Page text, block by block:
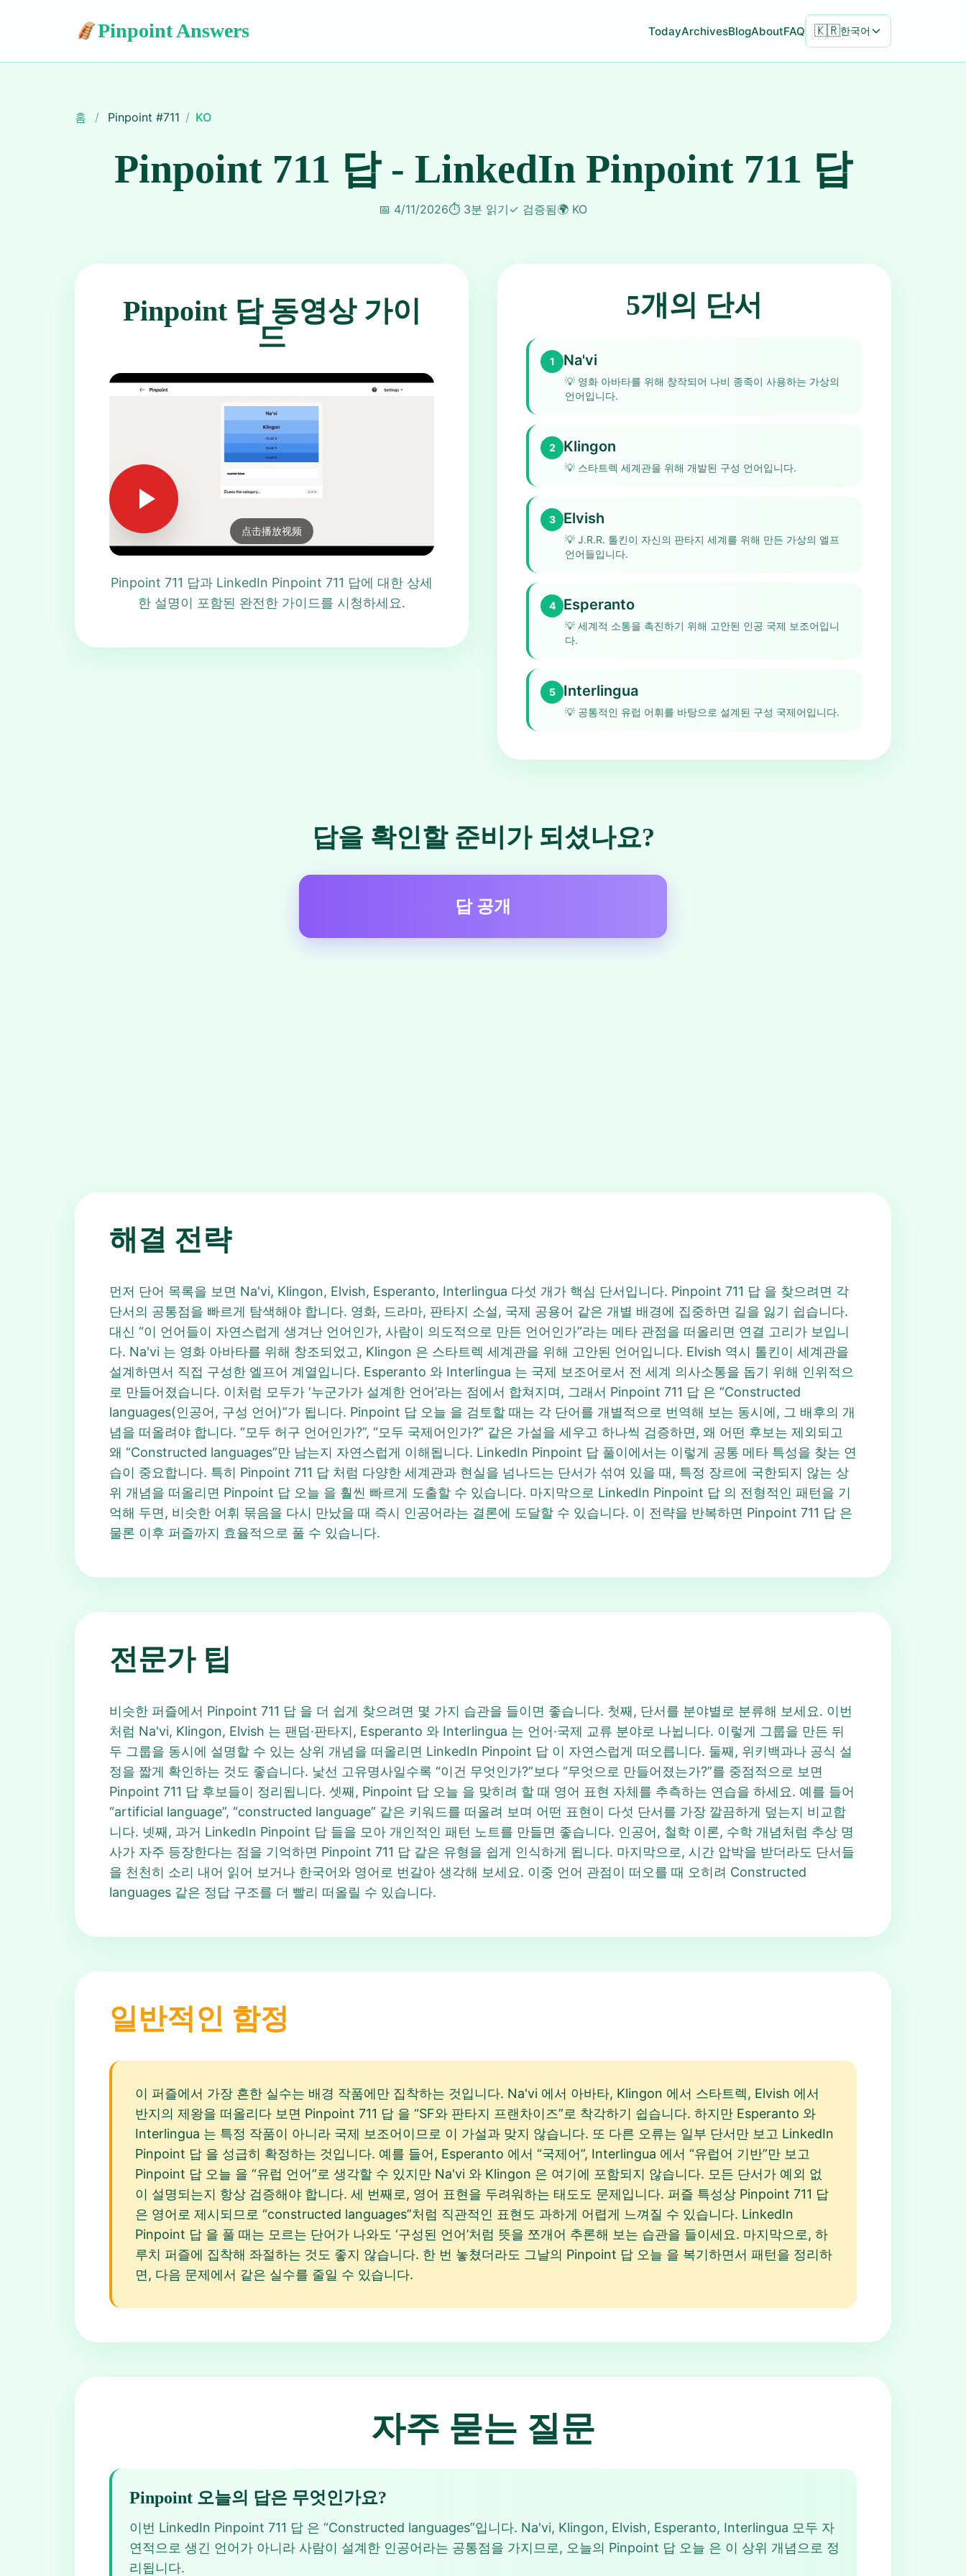
Pinpoint Answers TodayArchivesBlogAboutFAQ 🇰🇷한국어
홈 / Pinpoint #711 / KO
Pinpoint 711 답 - LinkedIn Pinpoint 711 답
📅 4/11/2026⏱️ 3분 읽기 ✓ 검증됨🌍 KO
Pinpoint 답 동영상 가이
드
点击播放视频
Pinpoint 711 답과 LinkedIn Pinpoint 711 답에 대한 상세
한 설명이 포함된 완전한 가이드를 시청하세요.
5개의 단서
1 Na'vi
💡 영화 아바타를 위해 창작되어 나비 종족이 사용하는 가상의
언어입니다.
2 Klingon
💡 스타트렉 세계관을 위해 개발된 구성 언어입니다.
3 Elvish
💡 J.R.R. 톨킨이 자신의 판타지 세계를 위해 만든 가상의 엘프
언어들입니다.
4 Esperanto
💡 세계적 소통을 촉진하기 위해 고안된 인공 국제 보조어입니
다.
5 Interlingua
💡 공통적인 유럽 어휘를 바탕으로 설계된 구성 국제어입니다.
답을 확인할 준비가 되셨나요?
답 공개
해결 전략
먼저 단어 목록을 보면 Na'vi, Klingon, Elvish, Esperanto, Interlingua 다섯 개가 핵심 단서입니다. Pinpoint 711 답 을 찾으려면 각
단서의 공통점을 빠르게 탐색해야 합니다. 영화, 드라마, 판타지 소설, 국제 공용어 같은 개별 배경에 집중하면 길을 잃기 쉽습니다.
대신 “이 언어들이 자연스럽게 생겨난 언어인가, 사람이 의도적으로 만든 언어인가”라는 메타 관점을 떠올리면 연결 고리가 보입니
다. Na'vi 는 영화 아바타를 위해 창조되었고, Klingon 은 스타트렉 세계관을 위해 고안된 언어입니다. Elvish 역시 톨킨이 세계관을
설계하면서 직접 구성한 엘프어 계열입니다. Esperanto 와 Interlingua 는 국제 보조어로서 전 세계 의사소통을 돕기 위해 인위적으
로 만들어졌습니다. 이처럼 모두가 ‘누군가가 설계한 언어’라는 점에서 합쳐지며, 그래서 Pinpoint 711 답 은 “Constructed
languages(인공어, 구성 언어)”가 됩니다. Pinpoint 답 오늘 을 검토할 때는 각 단어를 개별적으로 번역해 보는 동시에, 그 배후의 개
념을 떠올려야 합니다. “모두 허구 언어인가?”, “모두 국제어인가?” 같은 가설을 세우고 하나씩 검증하면, 왜 어떤 후보는 제외되고
왜 “Constructed languages”만 남는지 자연스럽게 이해됩니다. LinkedIn Pinpoint 답 풀이에서는 이렇게 공통 메타 특성을 찾는 연
습이 중요합니다. 특히 Pinpoint 711 답 처럼 다양한 세계관과 현실을 넘나드는 단서가 섞여 있을 때, 특정 장르에 국한되지 않는 상
위 개념을 떠올리면 Pinpoint 답 오늘 을 훨씬 빠르게 도출할 수 있습니다. 마지막으로 LinkedIn Pinpoint 답 의 전형적인 패턴을 기
억해 두면, 비슷한 어휘 묶음을 다시 만났을 때 즉시 인공어라는 결론에 도달할 수 있습니다. 이 전략을 반복하면 Pinpoint 711 답 은
물론 이후 퍼즐까지 효율적으로 풀 수 있습니다.
전문가 팁
비슷한 퍼즐에서 Pinpoint 711 답 을 더 쉽게 찾으려면 몇 가지 습관을 들이면 좋습니다. 첫째, 단서를 분야별로 분류해 보세요. 이번
처럼 Na'vi, Klingon, Elvish 는 팬덤·판타지, Esperanto 와 Interlingua 는 언어·국제 교류 분야로 나뉩니다. 이렇게 그룹을 만든 뒤
두 그룹을 동시에 설명할 수 있는 상위 개념을 떠올리면 LinkedIn Pinpoint 답 이 자연스럽게 떠오릅니다. 둘째, 위키백과나 공식 설
정을 짧게 확인하는 것도 좋습니다. 낯선 고유명사일수록 “이건 무엇인가?”보다 “무엇으로 만들어졌는가?”를 중점적으로 보면
Pinpoint 711 답 후보들이 정리됩니다. 셋째, Pinpoint 답 오늘 을 맞히려 할 때 영어 표현 자체를 추측하는 연습을 하세요. 예를 들어
“artificial language”, “constructed language” 같은 키워드를 떠올려 보며 어떤 표현이 다섯 단서를 가장 깔끔하게 덮는지 비교합
니다. 넷째, 과거 LinkedIn Pinpoint 답 들을 모아 개인적인 패턴 노트를 만들면 좋습니다. 인공어, 철학 이론, 수학 개념처럼 추상 명
사가 자주 등장한다는 점을 기억하면 Pinpoint 711 답 같은 유형을 쉽게 인식하게 됩니다. 마지막으로, 시간 압박을 받더라도 단서들
을 천천히 소리 내어 읽어 보거나 한국어와 영어로 번갈아 생각해 보세요. 이중 언어 관점이 떠오를 때 오히려 Constructed
languages 같은 정답 구조를 더 빨리 떠올릴 수 있습니다.
일반적인 함정
이 퍼즐에서 가장 흔한 실수는 배경 작품에만 집착하는 것입니다. Na'vi 에서 아바타, Klingon 에서 스타트렉, Elvish 에서
반지의 제왕을 떠올리다 보면 Pinpoint 711 답 을 “SF와 판타지 프랜차이즈”로 착각하기 쉽습니다. 하지만 Esperanto 와
Interlingua 는 특정 작품이 아니라 국제 보조어이므로 이 가설과 맞지 않습니다. 또 다른 오류는 일부 단서만 보고 LinkedIn
Pinpoint 답 을 성급히 확정하는 것입니다. 예를 들어, Esperanto 에서 “국제어”, Interlingua 에서 “유럽어 기반”만 보고
Pinpoint 답 오늘 을 “유럽 언어”로 생각할 수 있지만 Na'vi 와 Klingon 은 여기에 포함되지 않습니다. 모든 단서가 예외 없
이 설명되는지 항상 검증해야 합니다. 세 번째로, 영어 표현을 두려워하는 태도도 문제입니다. 퍼즐 특성상 Pinpoint 711 답
은 영어로 제시되므로 “constructed languages”처럼 직관적인 표현도 과하게 어렵게 느껴질 수 있습니다. LinkedIn
Pinpoint 답 을 풀 때는 모르는 단어가 나와도 ‘구성된 언어’처럼 뜻을 쪼개어 추론해 보는 습관을 들이세요. 마지막으로, 하
루치 퍼즐에 집착해 좌절하는 것도 좋지 않습니다. 한 번 놓쳤더라도 그날의 Pinpoint 답 오늘 을 복기하면서 패턴을 정리하
면, 다음 문제에서 같은 실수를 줄일 수 있습니다.
자주 묻는 질문
Pinpoint 오늘의 답은 무엇인가요?
이번 LinkedIn Pinpoint 711 답 은 “Constructed languages”입니다. Na'vi, Klingon, Elvish, Esperanto, Interlingua 모두 자
연적으로 생긴 언어가 아니라 사람이 설계한 인공어라는 공통점을 가지므로, 오늘의 Pinpoint 답 오늘 은 이 상위 개념으로 정
리됩니다.